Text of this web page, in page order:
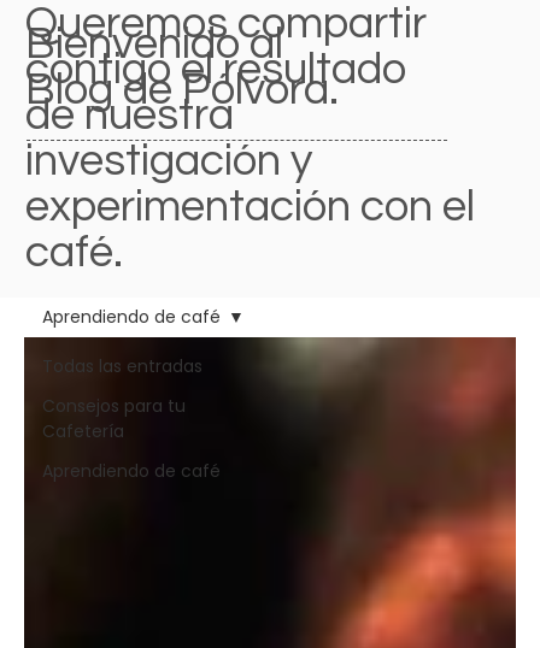
Todas las entradas
Consejos para tu
Cafetería
Aprendiendo de café
Aprendiendo de café
Bienvenido al
Blog de Pólvora.
Queremos compartir
contigo el resultado
de nuestra
investigación y
experimentación con el
café.